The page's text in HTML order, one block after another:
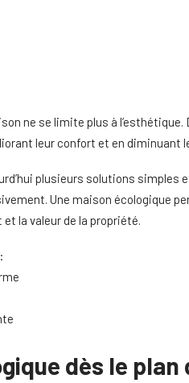
ne se limite plus à
leur confort et en diminuant
plusieurs solutions
Une maison écologique
la valeur de la propriété.
dès le plan